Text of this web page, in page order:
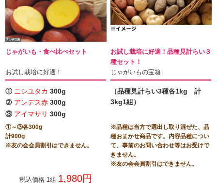
じゃがいも・食べ比べセット
お試し栽培に好適！
①ニシユタカ300g
➁ アンデス赤300g
③アイマサリ300g
①～③各300g
計900g
※友の会会員割引はできません。
税込価格 1組 1,980円
お試し栽培に好適！品種見計らい３
種セット！
じゃがいもの宝箱
（品種見計らい3種各1kg 計
3kg1組）
※品種は当方で選出し取り混ぜた、品
種おまかせ商品です。内容品種につい
て、事前のお問い合わせ等はお受けで
きません。
※友の会会員割引はできません。